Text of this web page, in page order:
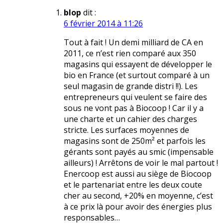
blop dit :
6 février 2014 à 11:26
Tout à fait ! Un demi milliard de CA en
2011, ce n’est rien comparé aux 350
magasins qui essayent de développer le
bio en France (et surtout comparé à un
seul magasin de grande distri !!). Les
entrepreneurs qui veulent se faire des
sous ne vont pas à Biocoop ! Car il y a
une charte et un cahier des charges
stricte. Les surfaces moyennes de
magasins sont de 250m² et parfois les
gérants sont payés au smic (impensable
ailleurs) ! Arrêtons de voir le mal partout !
Enercoop est aussi au siège de Biocoop
et le partenariat entre les deux coute
cher au second, +20% en moyenne, c’est
à ce prix là pour avoir des énergies plus
responsables…